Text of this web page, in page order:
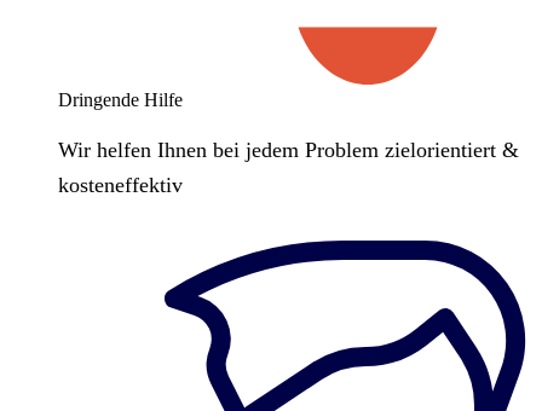
Dringende Hilfe
Wir helfen Ihnen bei jedem Problem zielorientiert &
kosteneffektiv